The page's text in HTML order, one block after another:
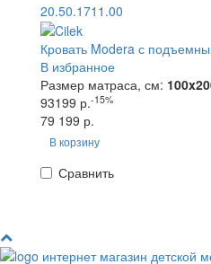
20.50.1711.00
Кровать Modera с
В избранное
Размер матраса, см:
93199 р.-15%
79 199 р.
В корзину
Сравнить